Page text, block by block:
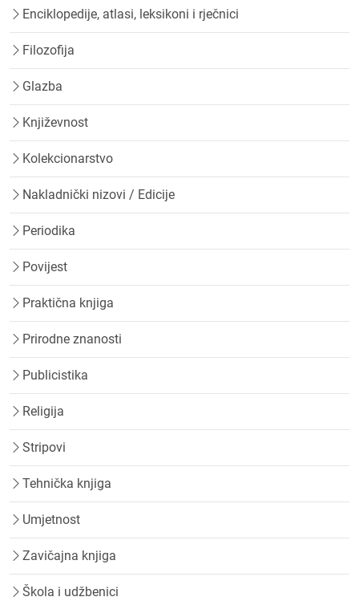
Enciklopedije, atlasi, leksikoni i rječnici
Filozofija
Glazba
Književnost
Kolekcionarstvo
Nakladnički nizovi / Edicije
Periodika
Povijest
Praktična knjiga
Prirodne znanosti
Publicistika
Religija
Stripovi
Tehnička knjiga
Umjetnost
Zavičajna knjiga
Škola i udžbenici